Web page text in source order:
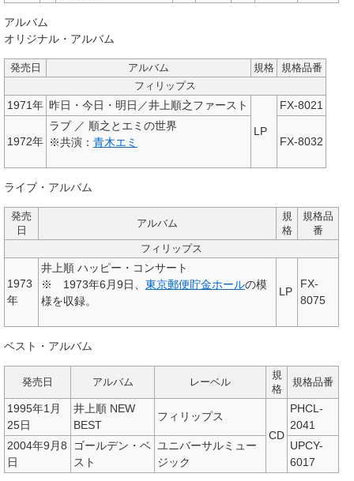
アルバム
オリジナル・アルバム
発売日 アルバム 規格
規格品番
フィリップス
1971年 昨日・今日・明日／井上順之ファースト
LP
FX-8021
1972年
ラブ ／ 順之とエミの世界
※共演： 青木エミ FX-8032
ライブ・アルバム
発売
日
アルバム
規
格
規格品
番
フィリップス
1973
年
井上順 ハッピー・コンサート
※ 1973年6月9日、 東京郵便貯金ホールの模
様を収録。
LP
FX-
8075
ベスト・アルバム
発売日 アルバム レーベル
規
格
規格品番
1995年1月
25日
井上順 NEW
BEST
フィリップス
CD
PHCL-
2041
2004年9月8
日
ゴールデン・ベ
スト
ユニバーサルミュー
ジック
UPCY-
6017